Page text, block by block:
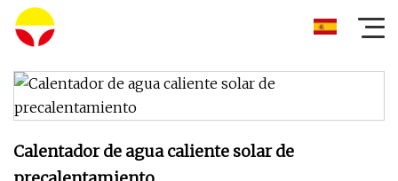
Calentador de agua caliente solar de